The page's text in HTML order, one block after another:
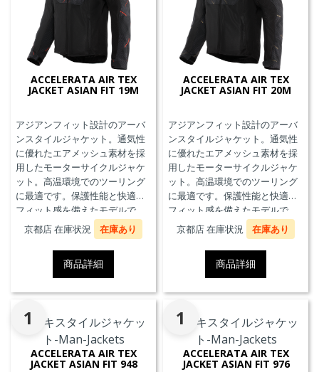
ACCELERATA AIR TEX
JACKET ASIAN FIT 19M
アジアンフィット設計のアーバ
ンスタイルジャケット。通気性
に優れたエアメッシュ素材を採
用したモーターサイクルジャケ
ット。高温環境でのツーリング
に最適です。保護性能と快適な
フィット感を備えたモデルで
す。
京都店 在庫状況 在庫あり
商品詳細
ACCELERATA AIR TEX
JACKET ASIAN FIT 20M
アジアンフィット設計のアーバ
ンスタイルジャケット。通気性
に優れたエアメッシュ素材を採
用したモーターサイクルジャケ
ット。高温環境でのツーリング
に最適です。保護性能と快適な
フィット感を備えたモデルで
す。
京都店 在庫状況 在庫あり
商品詳細
1
ACCELERATA AIR TEX
JACKET ASIAN FIT 948
1
ACCELERATA AIR TEX
JACKET ASIAN FIT 976